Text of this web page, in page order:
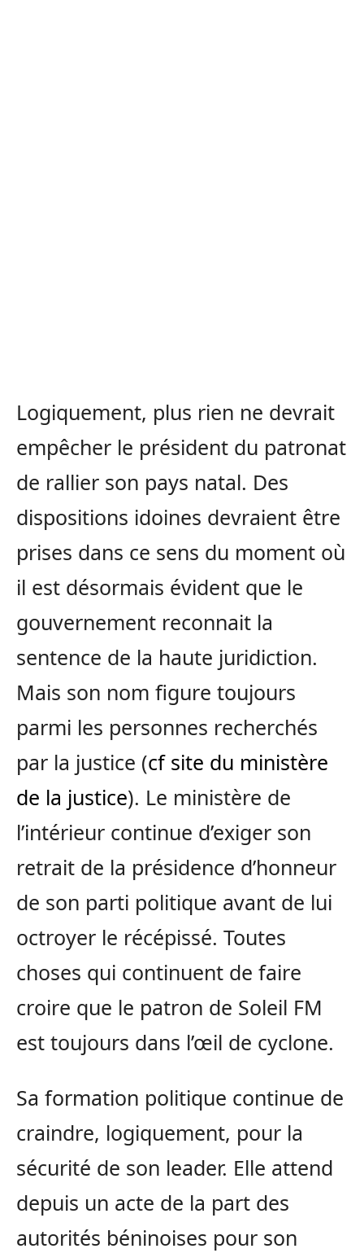
Logiquement, plus rien ne devrait
empêcher le président du patronat
de rallier son pays natal. Des
dispositions idoines devraient être
prises dans ce sens du moment où
il est désormais évident que le
gouvernement reconnait la
sentence de la haute juridiction.
Mais son nom figure toujours
parmi les personnes recherchés
par la justice (cf site du ministère
de la justice). Le ministère de
l’intérieur continue d’exiger son
retrait de la présidence d’honneur
de son parti politique avant de lui
octroyer le récépissé. Toutes
choses qui continuent de faire
croire que le patron de Soleil FM
est toujours dans l’œil de cyclone.
Sa formation politique continue de
craindre, logiquement, pour la
sécurité de son leader. Elle attend
depuis un acte de la part des
autorités béninoises pour son